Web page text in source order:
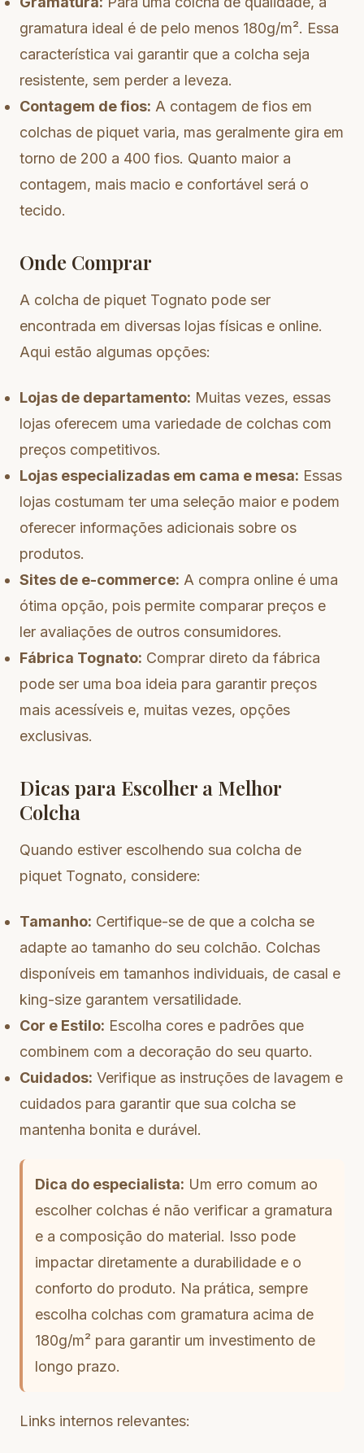
gramatura ideal é de pelo menos 180g/m². Essa
característica vai garantir que a colcha seja
resistente, sem perder a leveza.
Contagem de fios: A contagem de fios em
colchas de piquet varia, mas geralmente gira em
torno de 200 a 400 fios. Quanto maior a
contagem, mais macio e confortável será o
tecido.
Onde Comprar
A colcha de piquet Tognato pode ser
encontrada em diversas lojas físicas e online.
Aqui estão algumas opções:
Lojas de departamento: Muitas vezes, essas
lojas oferecem uma variedade de colchas com
preços competitivos.
Lojas especializadas em cama e mesa: Essas
lojas costumam ter uma seleção maior e podem
oferecer informações adicionais sobre os
produtos.
Sites de e-commerce: A compra online é uma
ótima opção, pois permite comparar preços e
ler avaliações de outros consumidores.
Fábrica Tognato: Comprar direto da fábrica
pode ser uma boa ideia para garantir preços
mais acessíveis e, muitas vezes, opções
exclusivas.
Dicas para Escolher a Melhor
Colcha
Quando estiver escolhendo sua colcha de
piquet Tognato, considere:
Tamanho: Certifique-se de que a colcha se
adapte ao tamanho do seu colchão. Colchas
disponíveis em tamanhos individuais, de casal e
king-size garantem versatilidade.
Cor e Estilo: Escolha cores e padrões que
combinem com a decoração do seu quarto.
Cuidados: Verifique as instruções de lavagem e
cuidados para garantir que sua colcha se
mantenha bonita e durável.
Dica do especialista: Um erro comum ao
escolher colchas é não verificar a gramatura
e a composição do material. Isso pode
impactar diretamente a durabilidade e o
conforto do produto. Na prática, sempre
escolha colchas com gramatura acima de
180g/m² para garantir um investimento de
longo prazo.
Links internos relevantes: